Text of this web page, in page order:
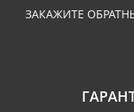
ЗАКАЖИТЕ